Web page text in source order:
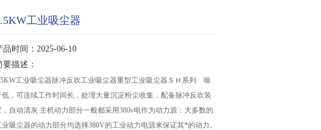
工业吸尘器
品时间：2025-06-10
要描述：
工业吸尘器脉冲反吹工业吸尘器重型工业吸尘器ＳＨ系列 噪
低，可连续工作时间长，处理大量沉淀粉尘收集，配备脉冲反吹装
，自动清灰 主机动力部分一般都采用380v电作为动力源：大多数的
业吸尘器的动力部分均选择380V的工业动力电源来保证其*的动力。